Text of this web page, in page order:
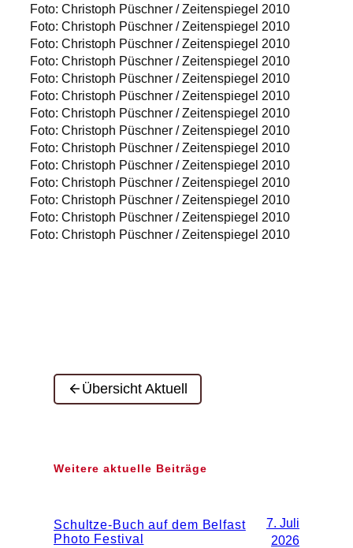
Foto: Christoph Püschner / Zeitenspiegel 2010
Foto: Christoph Püschner / Zeitenspiegel 2010
Foto: Christoph Püschner / Zeitenspiegel 2010
Foto: Christoph Püschner / Zeitenspiegel 2010
Foto: Christoph Püschner / Zeitenspiegel 2010
Foto: Christoph Püschner / Zeitenspiegel 2010
Foto: Christoph Püschner / Zeitenspiegel 2010
Foto: Christoph Püschner / Zeitenspiegel 2010
Foto: Christoph Püschner / Zeitenspiegel 2010
Foto: Christoph Püschner / Zeitenspiegel 2010
Foto: Christoph Püschner / Zeitenspiegel 2010
Foto: Christoph Püschner / Zeitenspiegel 2010
Foto: Christoph Püschner / Zeitenspiegel 2010
Foto: Christoph Püschner / Zeitenspiegel 2010
Übersicht Aktuell
Weitere aktuelle Beiträge
Schultze-Buch auf dem Belfast
Photo Festival
7. Juli
2026